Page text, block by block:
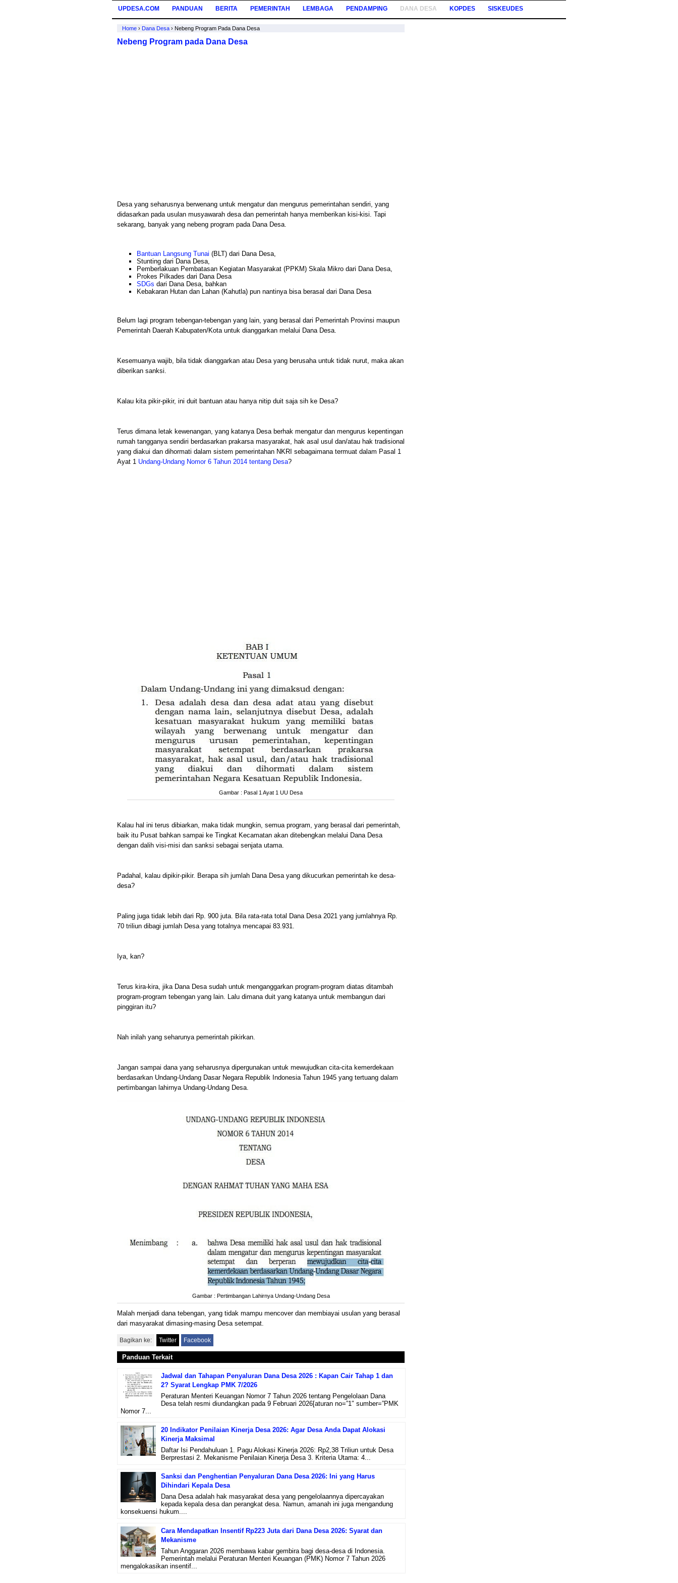
UPDESA.COM PANDUAN BERITA PEMERINTAH LEMBAGA PENDAMPING DANA DESA KOPDES SISKEUDES
Home › Dana Desa › Nebeng Program Pada Dana Desa
Nebeng Program pada Dana Desa
Desa yang seharusnya berwenang untuk mengatur dan mengurus pemerintahan sendiri, yang
didasarkan pada usulan musyawarah desa dan pemerintah hanya memberikan kisi-kisi. Tapi
sekarang, banyak yang nebeng program pada Dana Desa.
Bantuan Langsung Tunai (BLT) dari Dana Desa,
Stunting dari Dana Desa,
Pemberlakuan Pembatasan Kegiatan Masyarakat (PPKM) Skala Mikro dari Dana Desa,
Prokes Pilkades dari Dana Desa
SDGs dari Dana Desa, bahkan
Kebakaran Hutan dan Lahan (Kahutla) pun nantinya bisa berasal dari Dana Desa
Belum lagi program tebengan-tebengan yang lain, yang berasal dari Pemerintah Provinsi maupun
Pemerintah Daerah Kabupaten/Kota untuk dianggarkan melalui Dana Desa.
Kesemuanya wajib, bila tidak dianggarkan atau Desa yang berusaha untuk tidak nurut, maka akan
diberikan sanksi.
Kalau kita pikir-pikir, ini duit bantuan atau hanya nitip duit saja sih ke Desa?
Terus dimana letak kewenangan, yang katanya Desa berhak mengatur dan mengurus kepentingan
rumah tangganya sendiri berdasarkan prakarsa masyarakat, hak asal usul dan/atau hak tradisional
yang diakui dan dihormati dalam sistem pemerintahan NKRI sebagaimana termuat dalam Pasal 1
Ayat 1 Undang-Undang Nomor 6 Tahun 2014 tentang Desa?
Gambar : Pasal 1 Ayat 1 UU Desa
Kalau hal ini terus dibiarkan, maka tidak mungkin, semua program, yang berasal dari pemerintah,
baik itu Pusat bahkan sampai ke Tingkat Kecamatan akan ditebengkan melalui Dana Desa
dengan dalih visi-misi dan sanksi sebagai senjata utama.
Padahal, kalau dipikir-pikir. Berapa sih jumlah Dana Desa yang dikucurkan pemerintah ke desa-
desa?
Paling juga tidak lebih dari Rp. 900 juta. Bila rata-rata total Dana Desa 2021 yang jumlahnya Rp.
70 triliun dibagi jumlah Desa yang totalnya mencapai 83.931.
Iya, kan?
Terus kira-kira, jika Dana Desa sudah untuk menganggarkan program-program diatas ditambah
program-program tebengan yang lain. Lalu dimana duit yang katanya untuk membangun dari
pinggiran itu?
Nah inilah yang seharunya pemerintah pikirkan.
Jangan sampai dana yang seharusnya dipergunakan untuk mewujudkan cita-cita kemerdekaan
berdasarkan Undang-Undang Dasar Negara Republik Indonesia Tahun 1945 yang tertuang dalam
pertimbangan lahirnya Undang-Undang Desa.
Gambar : Pertimbangan Lahirnya Undang-Undang Desa
Malah menjadi dana tebengan, yang tidak mampu mencover dan membiayai usulan yang berasal
dari masyarakat dimasing-masing Desa setempat.
Bagikan ke: Twitter Facebook
Panduan Terkait
Jadwal dan Tahapan Penyaluran Dana Desa 2026 : Kapan Cair Tahap 1 dan
2? Syarat Lengkap PMK 7/2026
Peraturan Menteri Keuangan Nomor 7 Tahun 2026 tentang Pengelolaan Dana
Desa telah resmi diundangkan pada 9 Februari 2026[aturan no=”1″ sumber=”PMK
Nomor 7...
20 Indikator Penilaian Kinerja Desa 2026: Agar Desa Anda Dapat Alokasi
Kinerja Maksimal
Daftar Isi Pendahuluan 1. Pagu Alokasi Kinerja 2026: Rp2,38 Triliun untuk Desa
Berprestasi 2. Mekanisme Penilaian Kinerja Desa 3. Kriteria Utama: 4...
Sanksi dan Penghentian Penyaluran Dana Desa 2026: Ini yang Harus
Dihindari Kepala Desa
Dana Desa adalah hak masyarakat desa yang pengelolaannya dipercayakan
kepada kepala desa dan perangkat desa. Namun, amanah ini juga mengandung
konsekuensi hukum....
Cara Mendapatkan Insentif Rp223 Juta dari Dana Desa 2026: Syarat dan
Mekanisme
Tahun Anggaran 2026 membawa kabar gembira bagi desa-desa di Indonesia.
Pemerintah melalui Peraturan Menteri Keuangan (PMK) Nomor 7 Tahun 2026
mengalokasikan insentif...